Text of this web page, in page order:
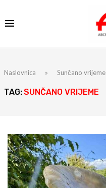
Naslovnica » Sunčano vrijeme
TAG:SUNČANO VRIJEME